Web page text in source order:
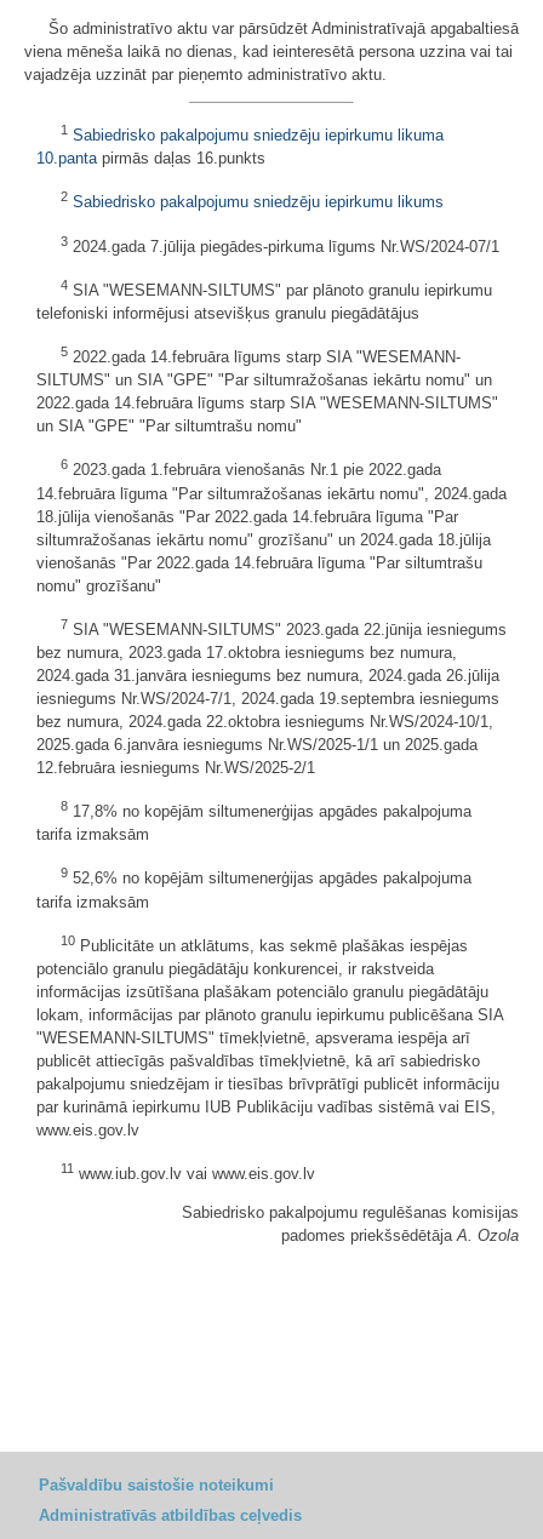
Šo administratīvo aktu var pārsūdzēt Administratīvajā apgabaltiesā
viena mēneša laikā no dienas, kad ieinteresētā persona uzzina vai tai
vajadzēja uzzināt par pieņemto administratīvo aktu.
1 Sabiedrisko pakalpojumu sniedzēju iepirkumu likuma
10.pantapirmās daļas 16.punkts
2 Sabiedrisko pakalpojumu sniedzēju iepirkumu likums
3 2024.gada 7.jūlija piegādes-pirkuma līgums Nr.WS/2024-07/1
4 SIA "WESEMANN-SILTUMS" par plānoto granulu iepirkumu
telefoniski informējusi atsevišķus granulu piegādātājus
5 2022.gada 14.februāra līgums starp SIA "WESEMANN-
SILTUMS" un SIA "GPE" "Par siltumražošanas iekārtu nomu" un
2022.gada 14.februāra līgums starp SIA "WESEMANN-SILTUMS"
un SIA "GPE" "Par siltumtrašu nomu"
6 2023.gada 1.februāra vienošanās Nr.1 pie 2022.gada
14.februāra līguma "Par siltumražošanas iekārtu nomu", 2024.gada
18.jūlija vienošanās "Par 2022.gada 14.februāra līguma "Par
siltumražošanas iekārtu nomu" grozīšanu" un 2024.gada 18.jūlija
vienošanās "Par 2022.gada 14.februāra līguma "Par siltumtrašu
nomu" grozīšanu"
7 SIA "WESEMANN-SILTUMS" 2023.gada 22.jūnija iesniegums
bez numura, 2023.gada 17.oktobra iesniegums bez numura,
2024.gada 31.janvāra iesniegums bez numura, 2024.gada 26.jūlija
iesniegums Nr.WS/2024-7/1, 2024.gada 19.septembra iesniegums
bez numura, 2024.gada 22.oktobra iesniegums Nr.WS/2024-10/1,
2025.gada 6.janvāra iesniegums Nr.WS/2025-1/1 un 2025.gada
12.februāra iesniegums Nr.WS/2025-2/1
8 17,8% no kopējām siltumenerģijas apgādes pakalpojuma
tarifa izmaksām
9 52,6% no kopējām siltumenerģijas apgādes pakalpojuma
tarifa izmaksām
10 Publicitāte un atklātums, kas sekmē plašākas iespējas
potenciālo granulu piegādātāju konkurencei, ir rakstveida
informācijas izsūtīšana plašākam potenciālo granulu piegādātāju
lokam, informācijas par plānoto granulu iepirkumu publicēšana SIA
"WESEMANN-SILTUMS" tīmekļvietnē, apsverama iespēja arī
publicēt attiecīgās pašvaldības tīmekļvietnē, kā arī sabiedrisko
pakalpojumu sniedzējam ir tiesības brīvprātīgi publicēt informāciju
par kurināmā iepirkumu IUB Publikāciju vadības sistēmā vai EIS,
www.eis.gov.lv
11 www.iub.gov.lv vai www.eis.gov.lv
Sabiedrisko pakalpojumu regulēšanas komisijas
padomes priekšsēdētājaA. Ozola
Pašvaldību saistošie noteikumi
Administratīvās atbildības ceļvedis